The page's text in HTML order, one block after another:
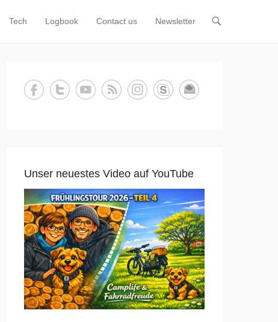
Tech Logbook Contact us Newsletter
Unser neuestes Video auf YouTube